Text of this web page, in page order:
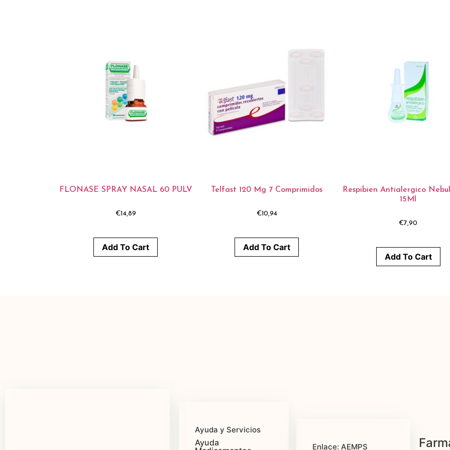
FLONASE SPRAY NASAL 60 PULV
€14,89
Add To Cart
Telfast 120 Mg 7 Comprimidos
€10,94
Add To Cart
Respibien Antialergico
15Ml
€7,90
Add To Cart
Ayuda y Servicios
Ayuda
Enlace: AEMPS